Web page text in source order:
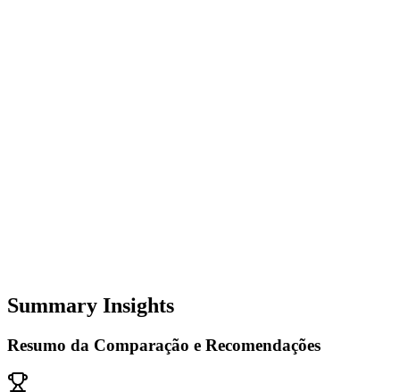
Summary Insights
Resumo da Comparação e Recomendações